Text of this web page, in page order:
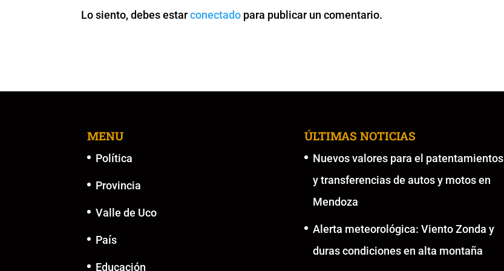
Lo siento, debes estarconectado para publicar un comentario.
MENU
Política
Provincia
Valle de Uco
País
Educación
ÚLTIMAS NOTICIAS
Nuevos valores para el patentamientos
y transferencias de autos y motos en
Mendoza
Alerta meteorológica: Viento Zonda y
duras condiciones en alta montaña